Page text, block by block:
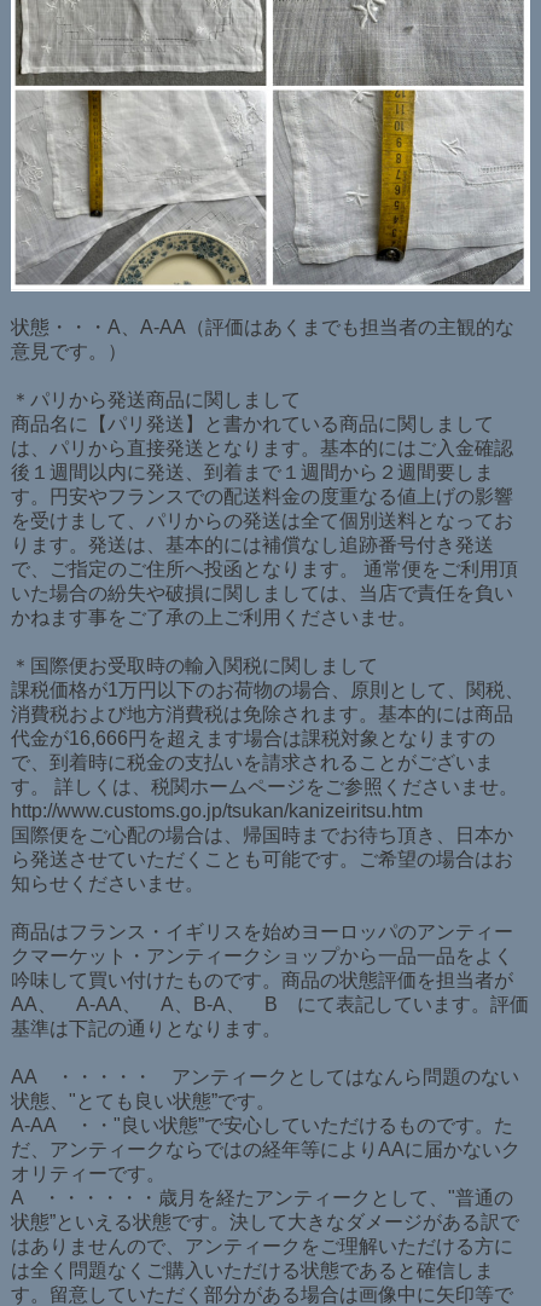
状態・・・A、A-AA（評価はあくまでも担当者の主観的な
意見です。）
＊パリから発送商品に関しまして
商品名に【パリ発送】と書かれている商品に関しまして
は、パリから直接発送となります。基本的にはご入金確認
後１週間以内に発送、到着まで１週間から２週間要しま
す。円安やフランスでの配送料金の度重なる値上げの影響
を受けまして、パリからの発送は全て個別送料となってお
ります。発送は、基本的には補償なし追跡番号付き発送
で、ご指定のご住所へ投函となります。 通常便をご利用頂
いた場合の紛失や破損に関しましては、当店で責任を負い
かねます事をご了承の上ご利用くださいませ。
＊国際便お受取時の輸入関税に関しまして
課税価格が1万円以下のお荷物の場合、原則として、関税、
消費税および地方消費税は免除されます。基本的には商品
代金が16,666円を超えます場合は課税対象となりますの
で、到着時に税金の支払いを請求されることがございま
す。 詳しくは、税関ホームページをご参照くださいませ。
http://www.customs.go.jp/tsukan/kanizeiritsu.htm
国際便をご心配の場合は、帰国時までお待ち頂き、日本か
ら発送させていただくことも可能です。ご希望の場合はお
知らせくださいませ。
商品はフランス・イギリスを始めヨーロッパのアンティー
クマーケット・アンティークショップから一品一品をよく
吟味して買い付けたものです。商品の状態評価を担当者が
AA、 A-AA、 A、B-A、 B にて表記しています。評価
基準は下記の通りとなります。
AA ・・・・・ アンティークとしてはなんら問題のない
状態、"とても良い状態”です。
A-AA ・・"良い状態”で安心していただけるものです。た
だ、アンティークならではの経年等によりAAに届かないク
オリティーです。
A ・・・・・・歳月を経たアンティークとして、"普通の
状態”といえる状態です。決して大きなダメージがある訳で
はありませんので、アンティークをご理解いただける方に
は全く問題なくご購入いただける状態であると確信しま
す。留意していただく部分がある場合は画像中に矢印等で